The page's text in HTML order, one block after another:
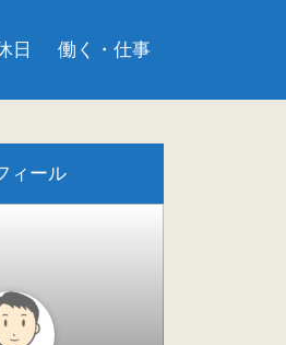
日 働く・仕事
ィール